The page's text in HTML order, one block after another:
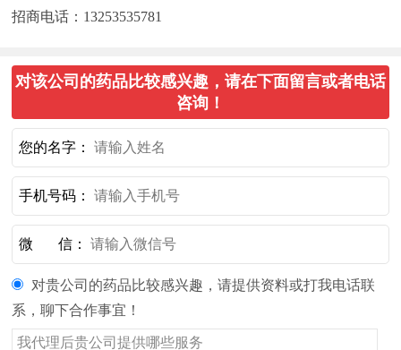
招商电话：13253535781
对该公司的药品比较感兴趣，请在下面留言或者电话
咨询！
您的名字：
手机号码：
微 信：
对贵公司的药品比较感兴趣，请提供资料或打我电话联
系，聊下合作事宜！